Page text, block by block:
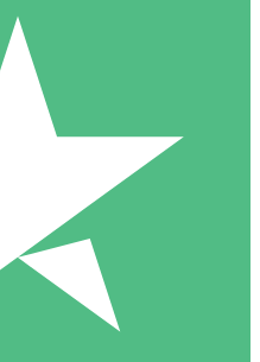
Individuali
Nessun impegno